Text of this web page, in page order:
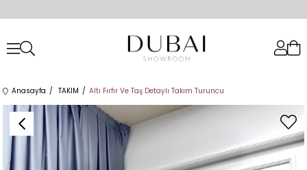
Anasayfa TAKIM Altı Fırfır Ve Taş Detaylı Takım Turuncu